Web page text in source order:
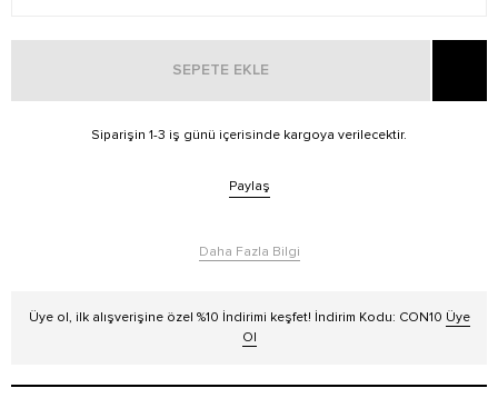
SEPETE EKLE
Siparişin 1-3 iş günü içerisinde kargoya verilecektir.
Paylaş
Daha Fazla Bilgi
Üye ol, ilk alışverişine özel %10 İndirimi keşfet! İndirim Kodu: CON10 Üye
Ol